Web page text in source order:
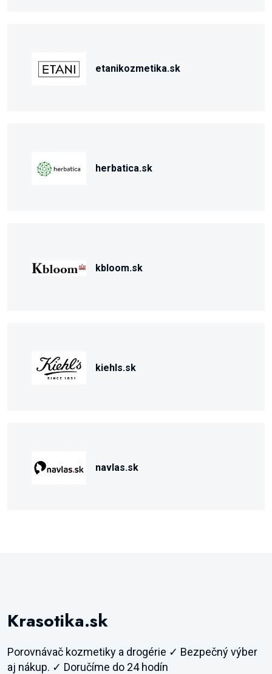
etanikozmetika.sk
herbatica.sk
kbloom.sk
kiehls.sk
navlas.sk
Krasotika.sk
Porovnávač kozmetiky a drogérie ✓ Bezpečný výber
aj nákup. ✓ Doručíme do 24 hodín